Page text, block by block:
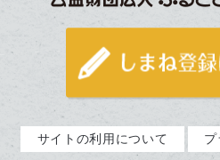
サイトの利用について プ